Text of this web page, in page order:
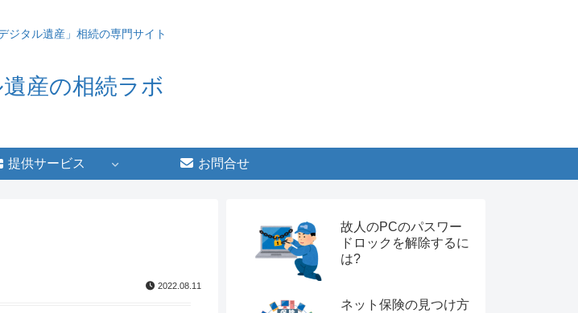
ジタル遺産」相続の専門サイト
産の相続ラボ
提供サービス お問合せ
2022.08.11
故人のPCのパスワー
ドロックを解除するに
は?
ネット保険の見つけ方